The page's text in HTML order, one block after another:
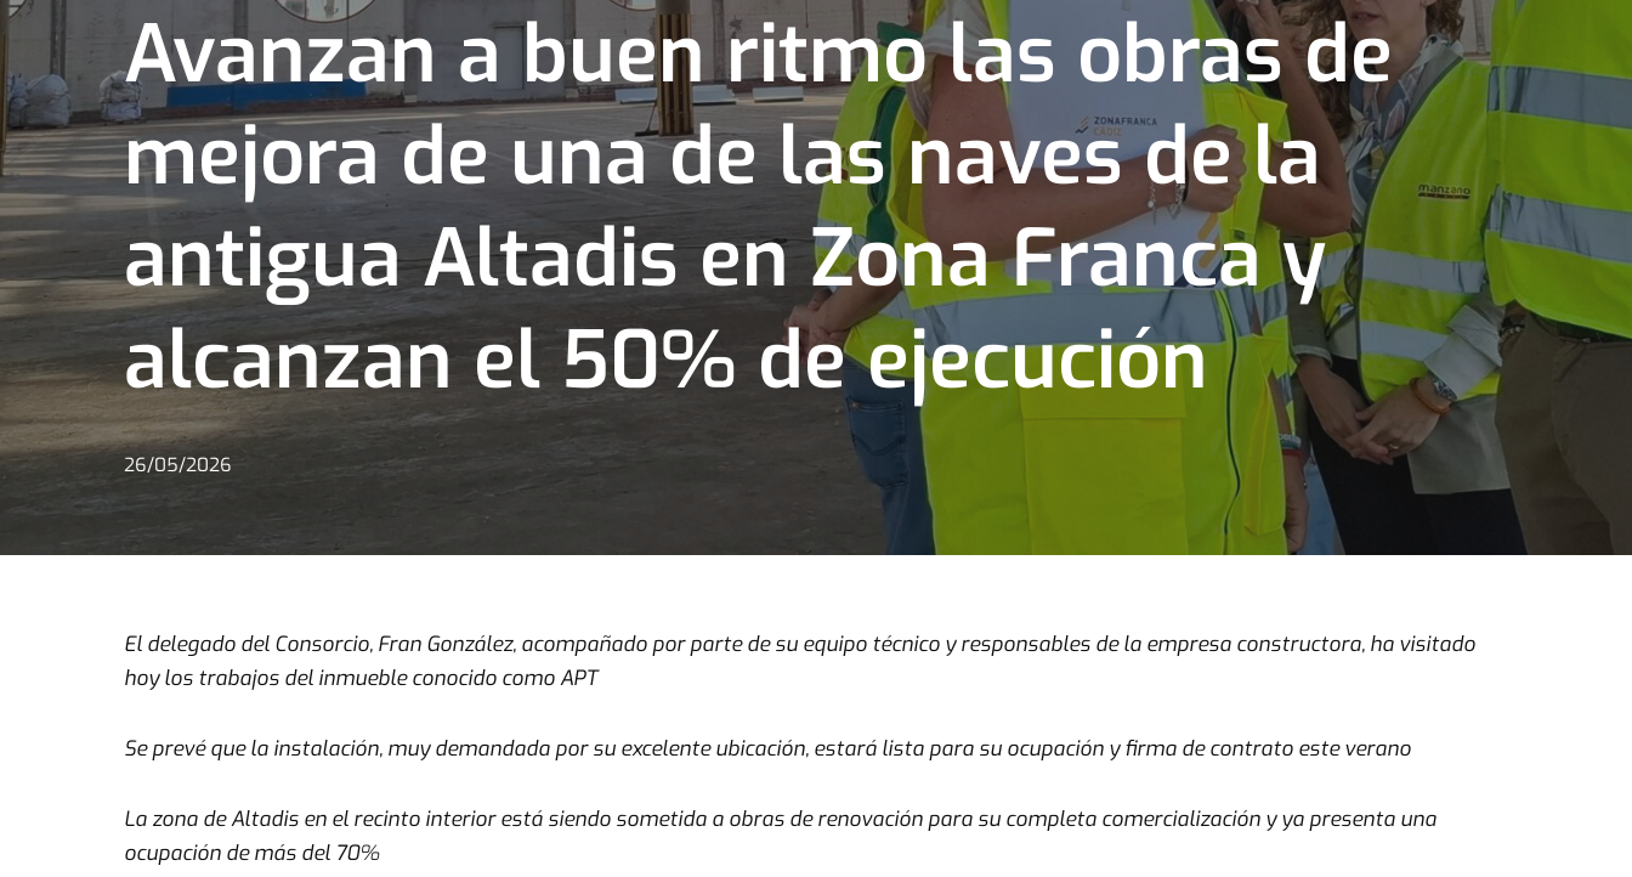
Avanzan a buen ritmo las obras de
mejora de una de las naves de la
antigua Altadis en Zona Franca y
alcanzan el 50% de ejecución
26/05/2026
El delegado del Consorcio, Fran González, acompañado por parte de su equipo técnico y responsables de la empresa constructora, ha visitado
hoy los trabajos del inmueble conocido como APT
Se prevé que la instalación, muy demandada por su excelente ubicación, estará lista para su ocupación y firma de contrato este verano
La zona de Altadis en el recinto interior está siendo sometida a obras de renovación para su completa comercialización y ya presenta una
ocupación de más del 70%